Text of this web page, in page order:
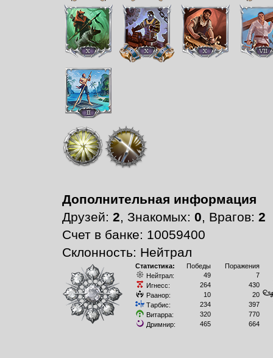
Дополнительная информация
Друзей: 2, Знакомых: 0, Врагов: 2
Счет в банке: 10059400
Склонность: Нейтрал
Статистика: Победы
Поражения
Нейтрал:
49
7
Игнесс:
264
430
Раанор:
10
20
Тарбис:
234
397
Витарра:
320
770
Дримнир:
465 664